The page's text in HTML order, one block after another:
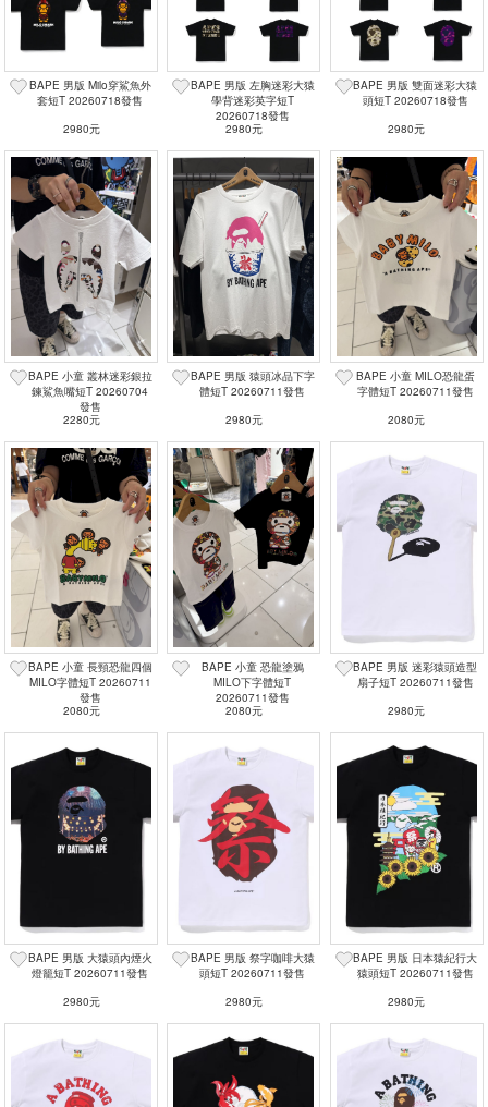
BAPE 男版 Milo穿鯊魚外
套短T 20260718發售
2980元
BAPE 男版 左胸迷彩大猿
學背迷彩英字短T
20260718發售
2980元
BAPE 男版 雙面迷彩大猿
頭短T 20260718發售
2980元
BAPE 小童 叢林迷彩銀拉
鍊鯊魚嘴短T 20260704
發售
2280元
BAPE 男版 猿頭冰品下字
體短T 20260711發售
2980元
BAPE 小童 MILO恐龍蛋
字體短T 20260711發售
2080元
BAPE 小童 長頸恐龍四個
MILO字體短T 20260711
發售
2080元
BAPE 小童 恐龍塗鴉
MILO下字體短T
20260711發售
2080元
BAPE 男版 迷彩猿頭造型
扇子短T 20260711發售
2980元
BAPE 男版 大猿頭內煙火
燈籠短T 20260711發售
2980元
BAPE 男版 祭字咖啡大猿
頭短T 20260711發售
2980元
BAPE 男版 日本猿紀行大
猿頭短T 20260711發售
2980元